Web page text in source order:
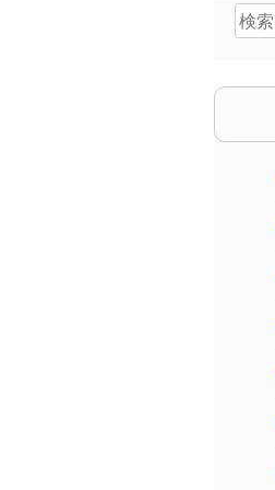
検
索: